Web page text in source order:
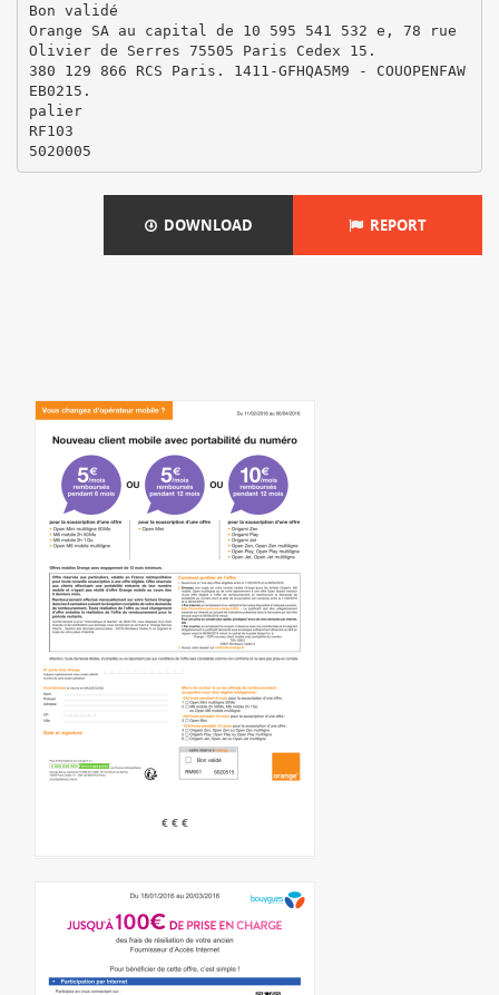
Bon validé
Orange SA au capital de 10 595 541 532 e, 78 rue
Olivier de Serres 75505 Paris Cedex 15.
380 129 866 RCS Paris. 1411-GFHQA5M9 - COUOPENFAW
EB0215.
palier
RF103
DOWNLOAD REPORT
€ € €